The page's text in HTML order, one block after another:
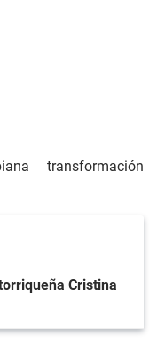
transformación
Cristina